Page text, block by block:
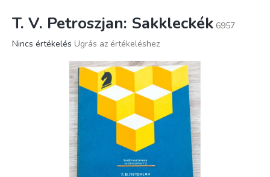
T. V. Petroszjan: Sakkleckék 6957
A
Nincs értékelés Ugrás az értékeléshez